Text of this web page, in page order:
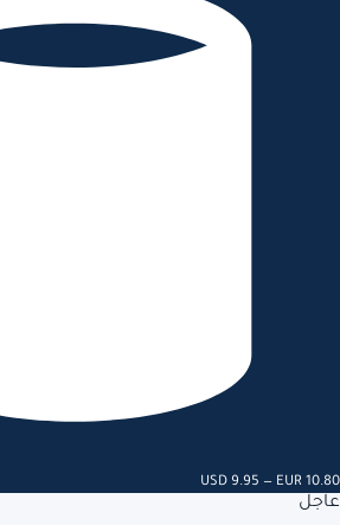
USD 9.95 — EUR 10.80
عاجل